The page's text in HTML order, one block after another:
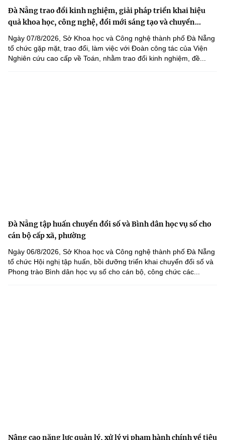
Đà Nẵng trao đổi kinh nghiệm, giải pháp triển khai hiệu
quả khoa học, công nghệ, đổi mới sáng tạo và chuyển...
Ngày 07/8/2026, Sở Khoa học và Công nghệ thành phố Đà Nẵng
tổ chức gặp mặt, trao đổi, làm việc với Đoàn công tác của Viện
Nghiên cứu cao cấp về Toán, nhằm trao đổi kinh nghiệm, đề...
Đà Nẵng tập huấn chuyển đổi số và Bình dân học vụ số cho
cán bộ cấp xã, phường
Ngày 06/8/2026, Sở Khoa học và Công nghệ thành phố Đà Nẵng
tổ chức Hội nghị tập huấn, bồi dưỡng triển khai chuyển đổi số và
Phong trào Bình dân học vụ số cho cán bộ, công chức các...
Nâng cao năng lực quản lý, xử lý vi phạm hành chính về tiêu